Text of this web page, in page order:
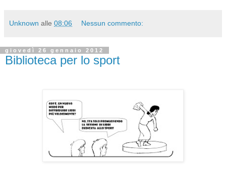
Unknown alle 08:06 Nessun commento:
giovedì 26 gennaio 2012
Biblioteca per lo sport